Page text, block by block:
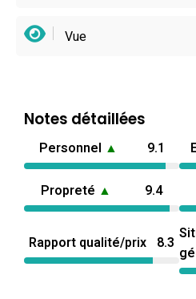
Vue
Notes détaillées
Personnel ▲ 9.1
Propreté ▲ 9.4
Rapport qualité/prix 8.3